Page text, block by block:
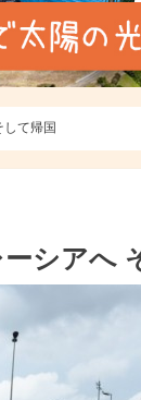
て帰国
シアへ